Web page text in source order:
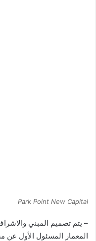
Park Point New Capital
– يتم تصميم المبني
المعمار المسئول الأول عن